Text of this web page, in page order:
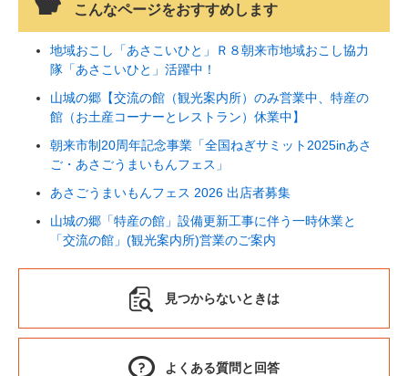
こんなページをおすすめします
地域おこし「あさこいひと」Ｒ８朝来市地域おこし協力
隊「あさこいひと」活躍中！
山城の郷【交流の館（観光案内所）のみ営業中、特産の
館（お土産コーナーとレストラン）休業中】
朝来市制20周年記念事業「全国ねぎサミット2025inあさ
ご・あさごうまいもんフェス」
あさごうまいもんフェス 2026 出店者募集
山城の郷「特産の館」設備更新工事に伴う一時休業と
「交流の館」(観光案内所)営業のご案内
見つからないときは
よくある質問と回答